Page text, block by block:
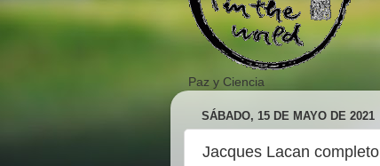
Paz y Ciencia
SÁBADO, 15 DE MAYO DE 2021
Jacques Lacan completo